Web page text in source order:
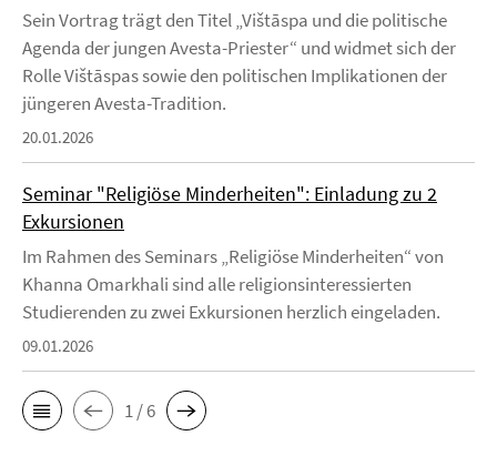
Sein Vortrag trägt den Titel „Vištāspa und die politische
Agenda der jungen Avesta-Priester“ und widmet sich der
Rolle Vištāspas sowie den politischen Implikationen der
jüngeren Avesta-Tradition.
20.01.2026
Seminar "Religiöse Minderheiten": Einladung zu 2
Exkursionen
Im Rahmen des Seminars „Religiöse Minderheiten“ von
Khanna Omarkhali sind alle religionsinteressierten
Studierenden zu zwei Exkursionen herzlich eingeladen.
09.01.2026
1 / 6